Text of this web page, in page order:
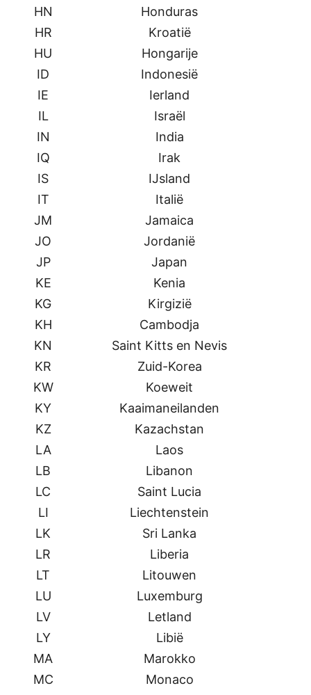
HN
Honduras
HR
Kroatië
HU
Hongarije
ID
Indonesië
IE
Ierland
IL
Israël
IN
India
IQ
Irak
IS
IJsland
IT
Italië
JM
Jamaica
JO
Jordanië
JP
Japan
KE
Kenia
KG
Kirgizië
KH
Cambodja
KN
Saint Kitts en Nevis
KR
Zuid-Korea
KW
Koeweit
KY
Kaaimaneilanden
KZ
Kazachstan
LA
Laos
LB
Libanon
LC
Saint Lucia
LI
Liechtenstein
LK
Sri Lanka
LR
Liberia
LT
Litouwen
LU
Luxemburg
LV
Letland
LY
Libië
MA
Marokko
MC
Monaco